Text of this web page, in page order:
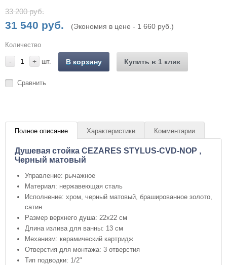
33 200 руб.
31 540 руб. (Экономия в цене - 1 660 руб.)
Количество
- + шт. В корзину Купить в 1 клик
Сравнить
Полное описание Характеристики Комментарии
Душевая стойка CEZARES STYLUS-CVD-NOP ,
Черный матовый
Управление: рычажное
Материал: нержавеющая сталь
Исполнение: хром, черный матовый, брашированное золото,
сатин
Размер верхнего душа: 22х22 см
Длина излива для ванны: 13 см
Механизм: керамический картридж
Отверстия для монтажа: 3 отверстия
Тип подводки: 1/2"